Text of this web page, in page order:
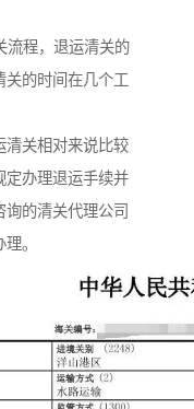
流程，退运清关的
关的时间在几个工
清关相对来说比较
定办理退运手续并
的清关代理公司
。